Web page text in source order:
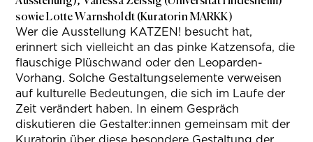
sowie Lotte Warnsholdt (Kuratorin MARKK)
Wer die Ausstellung KATZEN! besucht hat,
erinnert sich vielleicht an das pinke Katzensofa, die
flauschige Plüschwand oder den Leoparden-
Vorhang. Solche Gestaltungselemente verweisen
auf kulturelle Bedeutungen, die sich im Laufe der
Zeit verändert haben. In einem Gespräch
diskutieren die Gestalter:innen gemeinsam mit der